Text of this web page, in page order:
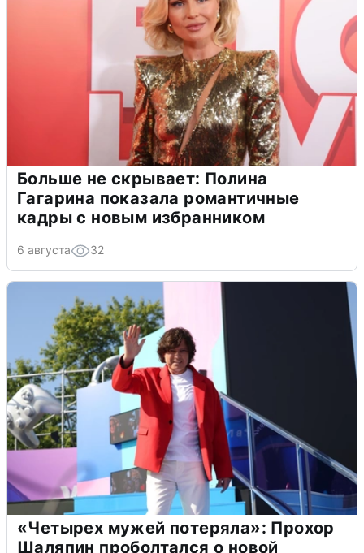
Больше не скрывает: Полина
Гагарина показала романтичные
кадры с новым избранником
6 августа 32
«Четырех мужей потеряла»: Прохор
Шаляпин проболтался о новой